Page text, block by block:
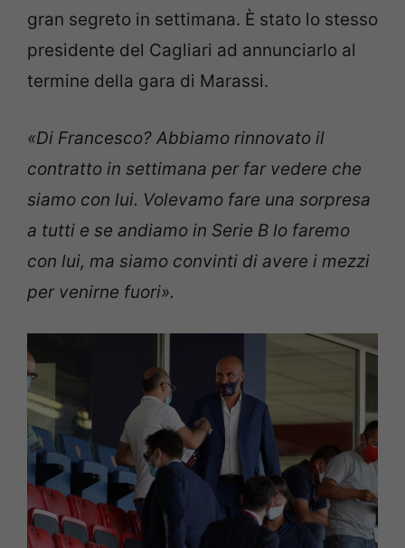
gran segreto in settimana. È stato lo stesso
presidente del Cagliari ad annunciarlo al
termine della gara di Marassi.
«Di Francesco? Abbiamo rinnovato il
contratto in settimana per far vedere che
siamo con lui. Volevamo fare una sorpresa
a tutti e se andiamo in Serie B lo faremo
con lui, ma siamo convinti di avere i mezzi
per venirne fuori».